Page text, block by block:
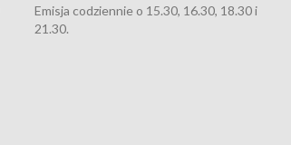
Emisja codziennie o 15.30, 16.30, 18.30 i
21.30.